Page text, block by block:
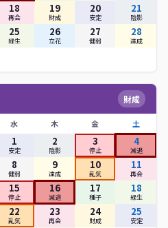
18
再会
19
財成
20
安定
21
陰影
25
緑生
26
立花
27
健弱
28
達成
財成
水 木 金 土
1
安定
2
陰影
3
停止
4
減退
8
健弱
9
達成
10
乱気
11
再会
15
停止
16
減退
17
種子
18
緑生
22
乱気
23
再会
24
財成
25
安定